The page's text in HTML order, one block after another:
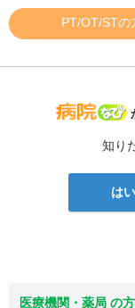
PT/OT/STの
知り
はい
医療機関・薬局 の